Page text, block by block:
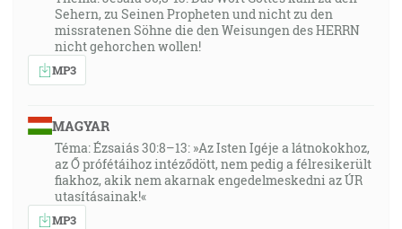
Sehern, zu Seinen Propheten und nicht zu den
missratenen Söhne die den Weisungen des HERRN
nicht gehorchen wollen!
MP3
MAGYAR
Téma: Ézsaiás 30:8–13: »Az Isten Igéje a látnokokhoz,
az Ő prófétáihoz intéződött, nem pedig a félresikerült
fiakhoz, akik nem akarnak engedelmeskedni az ÚR
utasításainak!«
MP3